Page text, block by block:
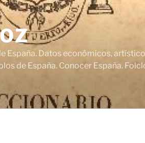
España. Datos económicos,
de España. Conocer España.